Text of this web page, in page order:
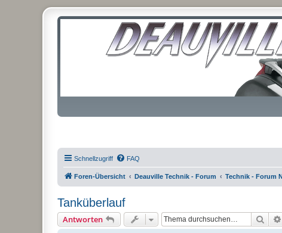
Schnellzugriff FAQ
Foren-Übersicht Deauville Technik - Forum Technik - Forum
Tanküberlauf
Antworten Suche